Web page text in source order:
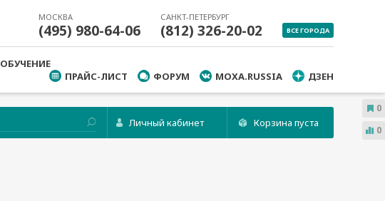
МОСКВА
(495) 980-64-06
САНКТ-ПЕТЕРБУРГ
(812) 326-20-02 ВСЕ ГОРОДА
ОБУЧЕНИЕ
ПРАЙС-ЛИСТ
ФОРУМ MOXA.RUSSIA ДЗЕН
Личный кабинет Корзина пуста
0
0